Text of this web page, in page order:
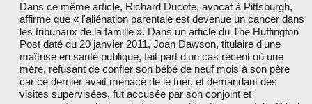
Dans ce même article, Richard Ducote, avocat à Pittsburgh,
affirme que « l'aliénation parentale est devenue un cancer dans
les tribunaux de la famille ». Dans un article du The Huffington
Post daté du 20 janvier 2011, Joan Dawson, titulaire d'une
maîtrise en santé publique, fait part d'un cas récent où une
mère, refusant de confier son bébé de neuf mois à son père
car ce dernier avait menacé de le tuer, et demandant des
visites supervisées, fut accusée par son conjoint et